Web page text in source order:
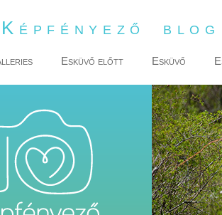
Képfényező
Esküvő előtt Esküvő